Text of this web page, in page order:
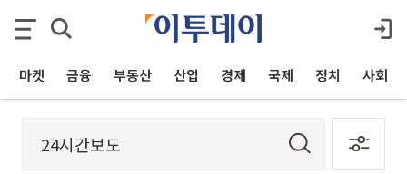
마켓 금융 부동산 산업 경제 국제 정치 사회